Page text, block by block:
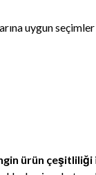
uygun
ürün çeşitliliği